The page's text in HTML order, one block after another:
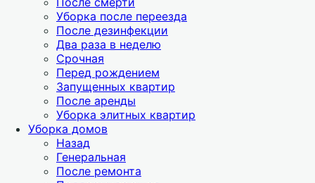
Уборка после переезда
После дезинфекции
Два раза в неделю
Срочная
Перед рождением
Запущенных квартир
После аренды
Уборка элитных квартир
Уборка домов
Назад
Генеральная
После ремонта